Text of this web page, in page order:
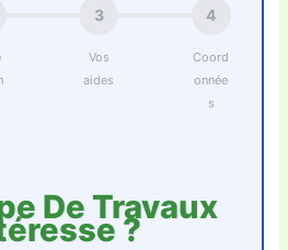
3 4
Vos
aides
Coord
onnée
s
De Travaux
?